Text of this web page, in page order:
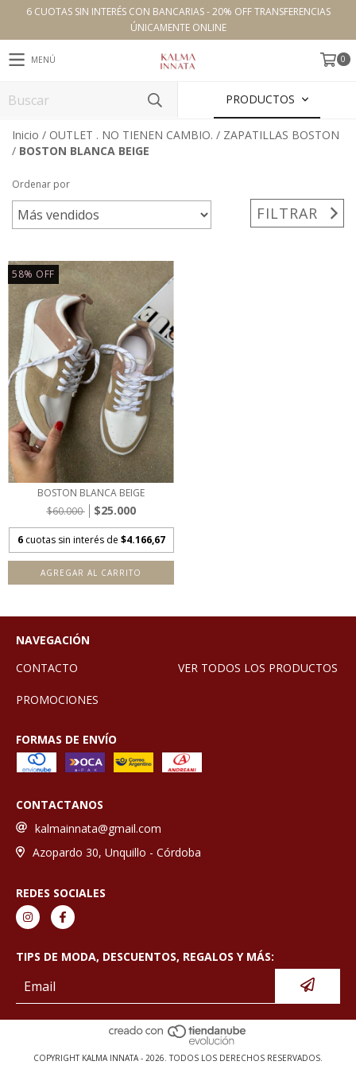
6 CUOTAS SIN INTERÉS CON BANCARIAS - 20% OFF TRANSFERENCIAS
ÚNICAMENTE ONLINE
MENÚ 0
PRODUCTOS
Inicio / OUTLET . NO TIENEN CAMBIO. / ZAPATILLAS BOSTON
/ BOSTON BLANCA BEIGE
Ordenar por
FILTRAR
58% OFF
BOSTON BLANCA BEIGE
$60.000
$25.000
6 cuotas sin interés de $4.166,67
AGREGAR AL CARRITO
NAVEGACIÓN
CONTACTO
VER TODOS LOS PRODUCTOS
PROMOCIONES
FORMAS DE ENVÍO
CONTACTANOS
kalmainnata@gmail.com
Azopardo 30, Unquillo - Córdoba
REDES SOCIALES
TIPS DE MODA, DESCUENTOS, REGALOS Y MÁS:
COPYRIGHT KALMA INNATA - 2026. TODOS LOS DERECHOS RESERVADOS.